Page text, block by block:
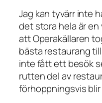
Jag kan tyvärr inte
det stora hela är
att Operakällaren
bästa restaurang
inte fått ett besök
rutten del av
förhoppningsvis